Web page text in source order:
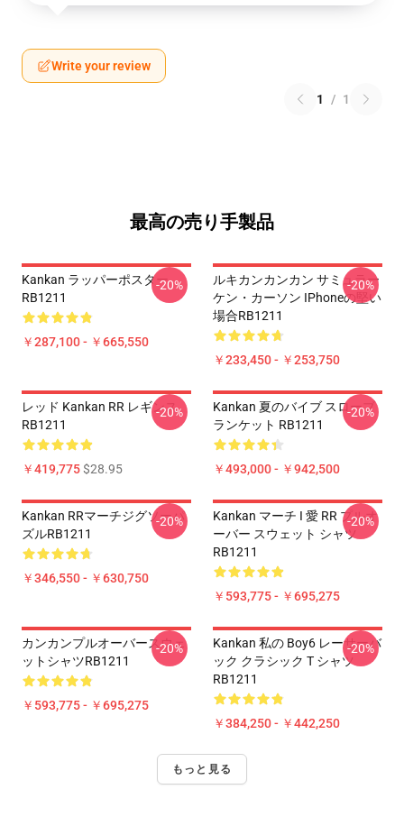
Write your review
1 / 1
最高の売り手製品
Kankan ラッパーポスター
RB1211
￥287,100 - ￥665,550
-20%
ルキカンカンカン サミュラー
ケン・カーソン IPhoneの堅い
場合RB1211
￥233,450 - ￥253,750
-20%
レッド Kankan RR レギンス
RB1211
￥419,775$28.95
-20%
Kankan 夏のバイブ スローブ
ランケット RB1211
￥493,000 - ￥942,500
-20%
Kankan RRマーチジグソーパ
ズルRB1211
￥346,550 - ￥630,750
-20%
Kankan マーチ I 愛 RR プルオ
ーバー スウェット シャツ
RB1211
￥593,775 - ￥695,275
-20%
カンカンプルオーバースウェ
ットシャツRB1211
￥593,775 - ￥695,275
-20%
Kankan 私の Boy6 レーサーバ
ック クラシック T シャツ
RB1211
￥384,250 - ￥442,250
-20%
もっと見る